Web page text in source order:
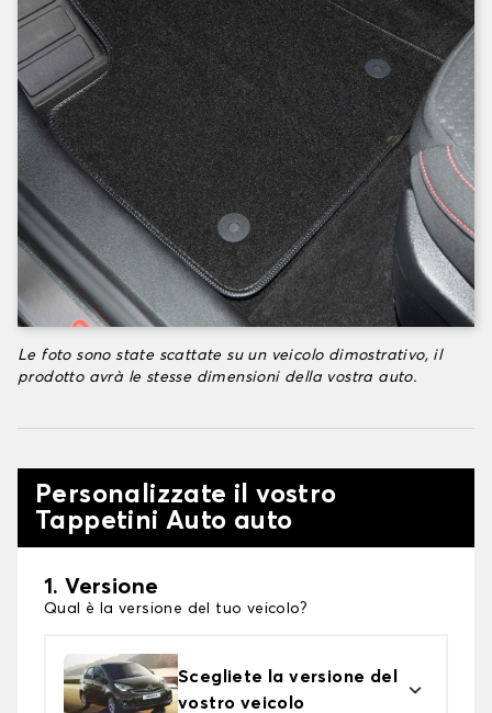
Le foto sono state scattate su un veicolo dimostrativo, il
prodotto avrà le stesse dimensioni della vostra auto.
Personalizzate il vostro
Tappetini Auto auto
1. Versione
Qual è la versione del tuo veicolo?
Scegliete la versione del
vostro veicolo